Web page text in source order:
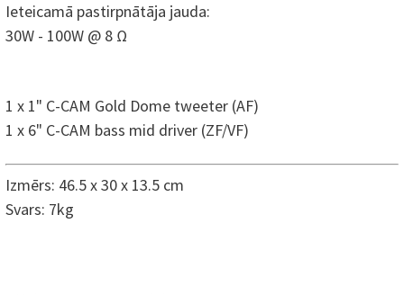
Ieteicamā pastirpnātāja jauda:
30W - 100W @ 8 Ω
1 x 1" C-CAM Gold Dome tweeter (AF)
1 x 6" C-CAM bass mid driver (ZF/VF)
Izmērs: 46.5 x 30 x 13.5 cm
Svars: 7kg